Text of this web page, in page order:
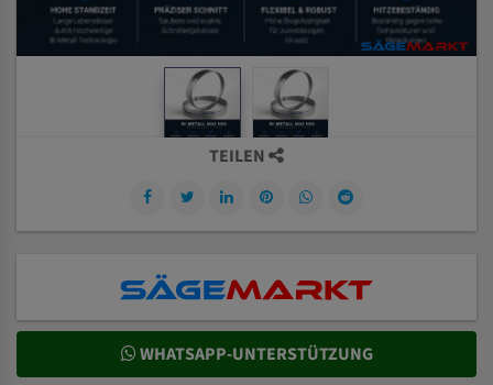
TEILEN
WHATSAPP-UNTERSTÜTZUNG